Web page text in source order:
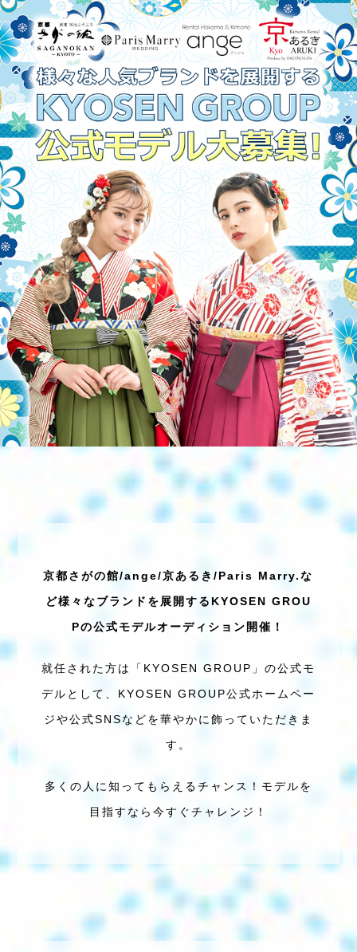
京都さがの館/ange/京あるき/Paris Marry.な
ど様々なブランドを展開するKYOSEN GROU
Pの公式モデルオーディション開催！
就任された方は「KYOSEN GROUP」の公式モ
デルとして、 KYOSEN GROUP公式ホームペー
ジや公式SNSなどを華やかに飾っていただきま
す。
多くの人に知ってもらえるチャンス！ モデルを
目指すなら今すぐチャレンジ！